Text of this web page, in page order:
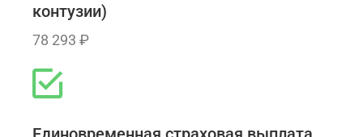
контузии)
78 293 ₽